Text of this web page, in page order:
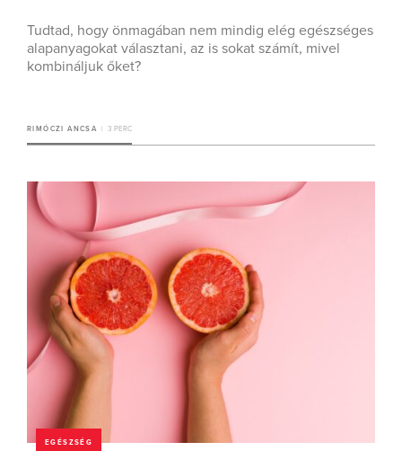
Tudtad, hogy önmagában nem mindig elég egészséges
alapanyagokat választani, az is sokat számít, mivel
kombináljuk őket?
RIMÓCZI ANCSA 3 PERC
EGÉSZSÉG